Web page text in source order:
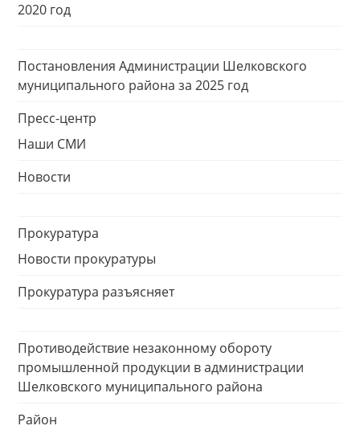
2020 год
Постановления Администрации Шелковского
муниципального района за 2025 год
Пресс-центр
Наши СМИ
Новости
Прокуратура
Новости прокуратуры
Прокуратура разъясняет
Противодействие незаконному обороту
промышленной продукции в администрации
Шелковского муниципального района
Район